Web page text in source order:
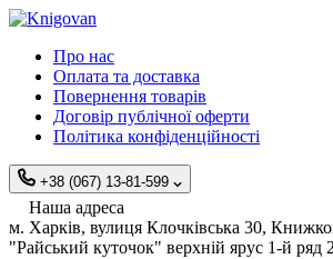
Про нас
Оплата та доставка
Повернення товарів
Договір публічної оферти
Політика конфіденційності
+38 (067) 13-81-599
Наша адреса
м. Харків, вулиця Клочківська 30,
"Райський куточок" верхній ярус 1-й ряд